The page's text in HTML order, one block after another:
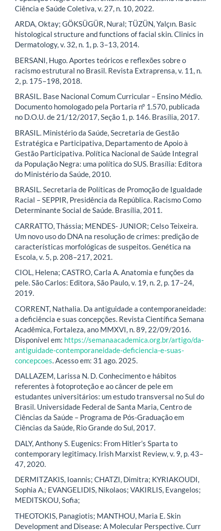
Ciência e Saúde Coletiva, v. 27, n. 10, 2022.
ARDA, Oktay; GÖKSÜGÜR, Nural; TÜZÜN, Yalçın. Basic
histological structure and functions of facial skin. Clinics in
Dermatology, v. 32, n. 1, p. 3–13, 2014.
BERSANI, Hugo. Aportes teóricos e reflexões sobre o
racismo estrutural no Brasil. Revista Extraprensa, v. 11, n.
2, p. 175–198, 2018.
BRASIL. Base Nacional Comum Curricular – Ensino Médio.
Documento homologado pela Portaria n° 1.570, publicada
no D.O.U. de 21/12/2017, Seção 1, p. 146. Brasília, 2017.
BRASIL. Ministério da Saúde, Secretaria de Gestão
Estratégica e Participativa, Departamento de Apoio à
Gestão Participativa. Política Nacional de Saúde Integral
da População Negra: uma política do SUS. Brasília: Editora
do Ministério da Saúde, 2010.
BRASIL. Secretaria de Políticas de Promoção de Igualdade
Racial – SEPPIR, Presidência da República. Racismo Como
Determinante Social de Saúde. Brasília, 2011.
CARRATTO, Thássia; MENDES- JUNIOR; Celso Teixeira.
Um novo uso do DNA na resolução de crimes: predição de
características morfológicas de suspeitos. Genética na
Escola, v. 5, p. 208–217, 2021.
CIOL, Helena; CASTRO, Carla A. Anatomia e funções da
pele. São Carlos: Editora, São Paulo, v. 19, n. 2, p. 17–24,
2019.
CORRENT, Nathalia. Da antiguidade a contemporaneidade:
a deficiência e suas concepções. Revista Científica Semana
Acadêmica, Fortaleza, ano MMXVI, n. 89, 22/09/2016.
Disponível em: https://semanaacademica.org.br/artigo/da-
antiguidade-contemporaneidade-deficiencia-e-suas-
concepcoes. Acesso em: 31 ago. 2025.
DALLAZEM, Larissa N. D. Conhecimento e hábitos
referentes à fotoproteção e ao câncer de pele em
estudantes universitários: um estudo transversal no Sul do
Brasil. Universidade Federal de Santa Maria, Centro de
Ciências da Saúde – Programa de Pós-Graduação em
Ciências da Saúde, Rio Grande do Sul, 2017.
DALY, Anthony S. Eugenics: From Hitler’s Sparta to
contemporary legitimacy. Irish Marxist Review, v. 9, p. 43–
47, 2020.
DERMITZAKIS, Ioannis; CHATZI, Dimitra; KYRIAKOUDI,
Sophia A.; EVANGELIDIS, Nikolaos; VAKIRLIS, Evangelos;
MEDITSKOU, Sofia;
THEOTOKIS, Panagiotis; MANTHOU, Maria E. Skin
Development and Disease: A Molecular Perspective. Curr